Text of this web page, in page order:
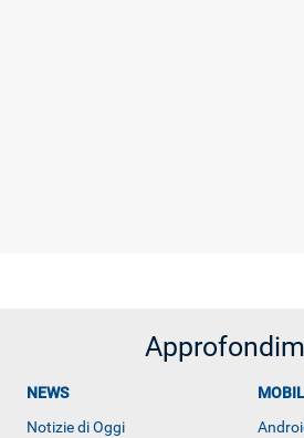
NEWS
Notizie di Oggi